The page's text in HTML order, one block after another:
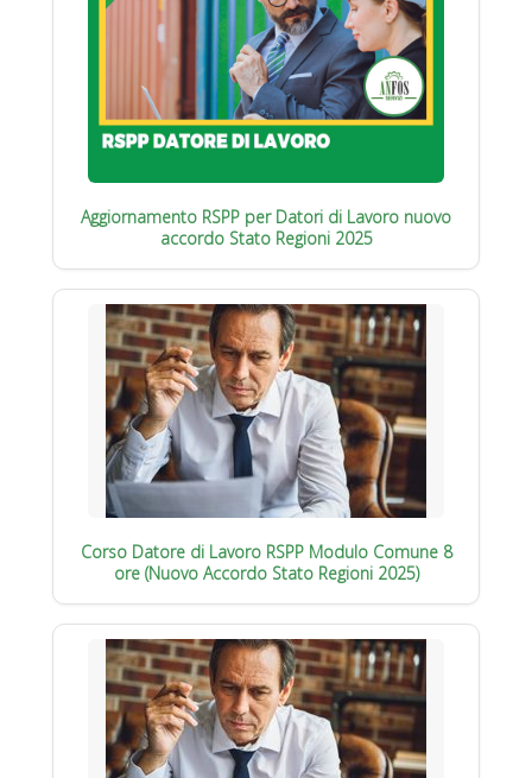
Aggiornamento RSPP per Datori di Lavoro nuovo
accordo Stato Regioni 2025
Corso Datore di Lavoro RSPP Modulo Comune 8
ore (Nuovo Accordo Stato Regioni 2025)